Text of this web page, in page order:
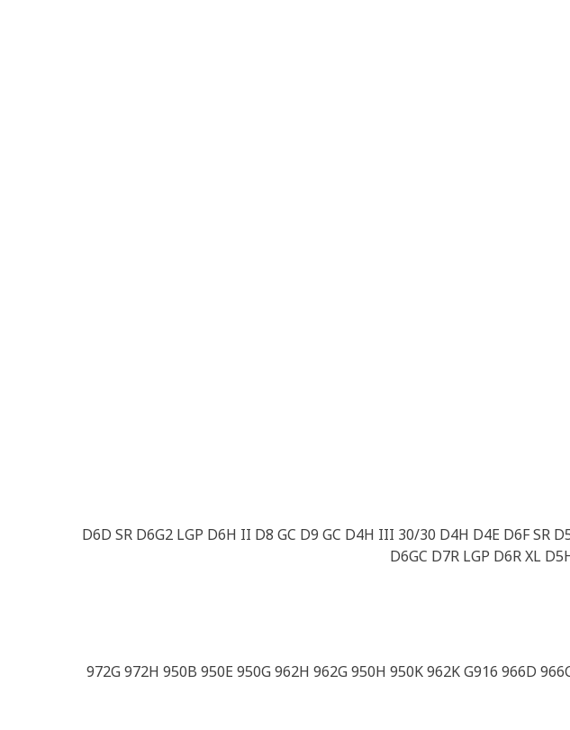
D6D SR D6G2 LGP D6H II D8 GC D9 GC D4H III 30/30 D4H D4E D6F SR
D6GC D7R LGP D6R XL
972G 972H 950B 950E 950G 962H 962G 950H 950K 962K G916 966D